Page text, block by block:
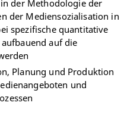
der Methodologie der
der Mediensozialisation in
spezifische quantitative
auf die
Planung und Produktion
und